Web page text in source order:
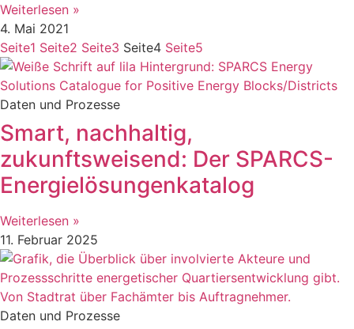
Weiterlesen »
4. Mai 2021
Seite1 Seite2 Seite3 Seite4 Seite5
Daten und Prozesse
Smart, nachhaltig,
zukunftsweisend: Der SPARCS-
Energielösungenkatalog
Weiterlesen »
11. Februar 2025
Daten und Prozesse